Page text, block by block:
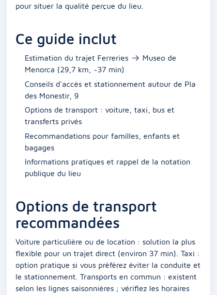
pour situer la qualité perçue du lieu.
Ce guide inclut
Estimation du trajet Ferreries → Museo de
Menorca (29,7 km, ~37 min)
Conseils d'accès et stationnement autour de Pla
des Monestir, 9
Options de transport : voiture, taxi, bus et
transferts privés
Recommandations pour familles, enfants et
bagages
Informations pratiques et rappel de la notation
publique du lieu
Options de transport
recommandées
Voiture particulière ou de location : solution la plus
flexible pour un trajet direct (environ 37 min). Taxi :
option pratique si vous préférez éviter la conduite et
le stationnement. Transports en commun : existent
selon les lignes saisonnières ; vérifiez les horaires